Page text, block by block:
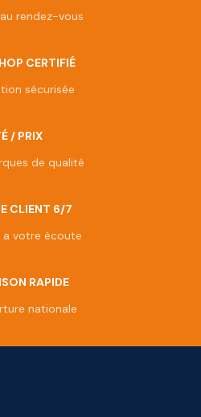
rendez-vous
CERTIFIÉ
sécurisée
/ PRIX
de qualité
CLIENT 6/7
a votre écoute
RAPIDE
nationale